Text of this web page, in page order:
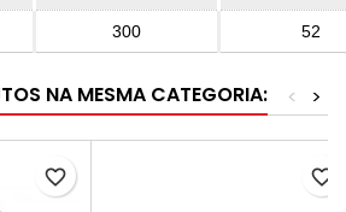
300 52
NA MESMA CATEGORIA: >
<
favorite_border favorite_border